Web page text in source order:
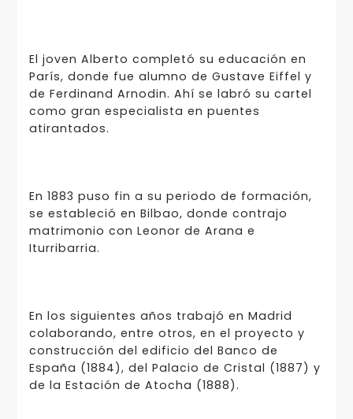
El joven Alberto completó su educación en
París, donde fue alumno de Gustave Eiffel y
de Ferdinand Arnodin. Ahí se labró su cartel
como gran especialista en puentes
atirantados.
En 1883 puso fin a su periodo de formación,
se estableció en Bilbao, donde contrajo
matrimonio con Leonor de Arana e
Iturribarria.
En los siguientes años trabajó en Madrid
colaborando, entre otros, en el proyecto y
construcción del edificio del Banco de
España (1884), del Palacio de Cristal (1887) y
de la Estación de Atocha (1888).